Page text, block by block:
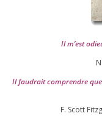
Il m’est
Il fau­drait com­prendre
F. Scott